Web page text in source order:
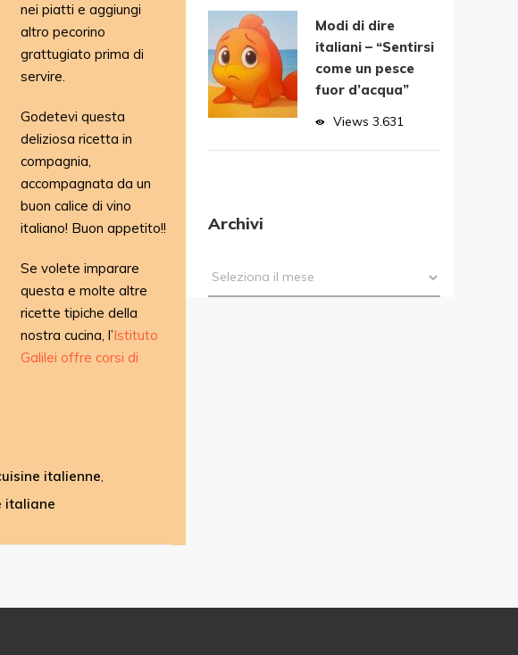
nei piatti e aggiungi
altro pecorino
grattugiato prima di
servire.
Godetevi questa
deliziosa ricetta in
compagnia,
accompagnata da un
buon calice di vino
italiano! Buon appetito!!
Se volete imparare
questa e molte altre
ricette tipiche della
nostra cucina, l’Istituto
Galilei offre corsi di
italienne,
italiane
Modi di dire
italiani – “Sentirsi
come un pesce
fuor d’acqua”
Views 3.631
Archivi